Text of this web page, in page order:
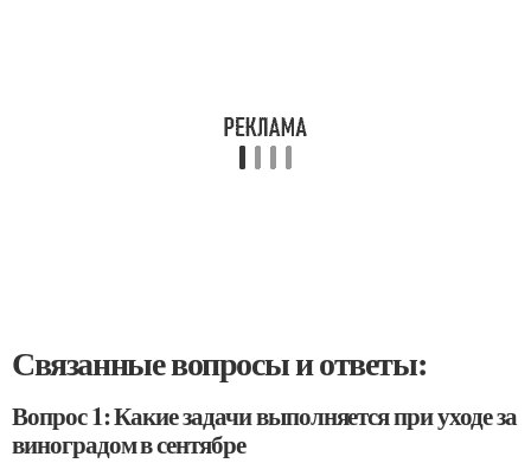
Связанные вопросы и ответы:
Вопрос 1: Какие задачи выполняется при уходе за
виноградом в сентябре